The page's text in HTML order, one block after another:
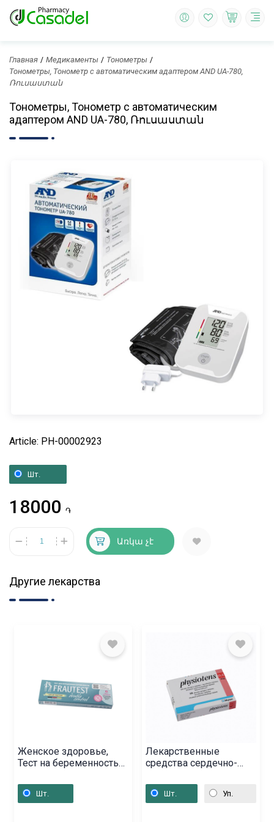
Главная Медикаменты
Тонометры
Тонометры, Тонометр с автоматическим адаптером AND UA-780,
Ռուսաստան
Тонометры, Тонометр с автоматическим
адаптером AND UA-780, Ռուսաստան
Article: PH-00002923
Шт.
18000 ֏
Առկա չէ
Другие лекарства
Женское здоровье,
Тест на беременность
Գերմանիա
Шт.
Лекарственные
средства сердечно-
Լատվիա
Шт. Уп.